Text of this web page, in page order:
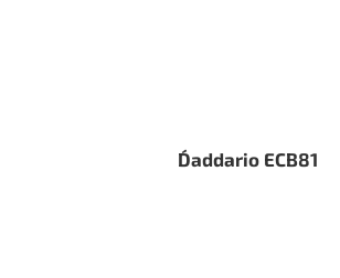
D´addario ECB81